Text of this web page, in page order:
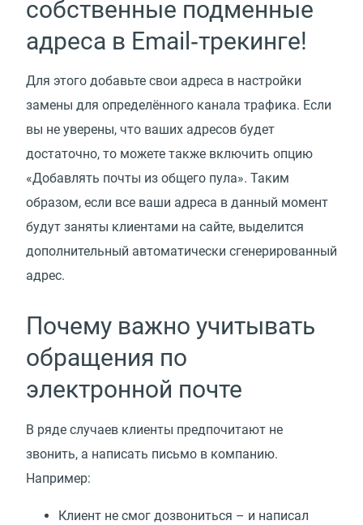
собственные подменные
адреса в Email‑трекинге!
Для этого добавьте свои адреса в настройки
замены для определённого канала трафика. Если
вы не уверены, что ваших адресов будет
достаточно, то можете также включить опцию
«Добавлять почты из общего пула». Таким
образом, если все ваши адреса в данный момент
будут заняты клиентами на сайте, выделится
дополнительный автоматически сгенерированный
адрес.
Почему важно учитывать
обращения по
электронной почте
В ряде случаев клиенты предпочитают не
звонить, а написать письмо в компанию.
Например:
Клиент не смог дозвониться – и написал